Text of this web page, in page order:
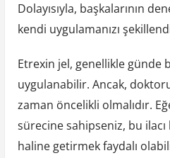
Dolayısıyla, başkalarının
kendi uygulamanızı
Etrexin jel, genellikle günde
uygulanabilir. Ancak,
zaman öncelikli olmalıdır.
sürecine sahipseniz, bu ilacı
haline getirmek faydalı